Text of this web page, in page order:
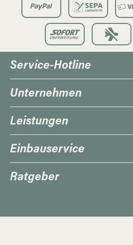
Service-Hotline
Unternehmen
Leistungen
Einbauservice
Ratgeber